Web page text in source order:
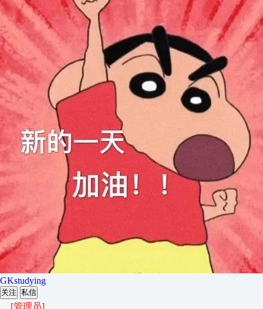
GKstudying
关注 私信
[管理员]